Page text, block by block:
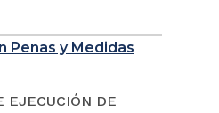
Penas y Medidas
EJECUCIÓN DE